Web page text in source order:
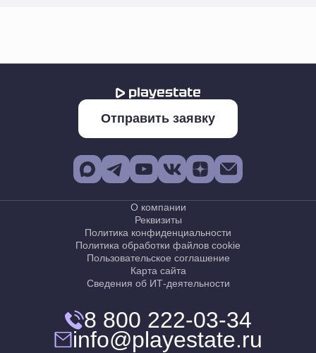
Отправить заявку
О компании
Реквизиты
Политика конфиденциальности
Политика обработки файлов cookie
Пользовательское соглашение
Карта сайта
Сведения об ИТ-деятельности
8 800 222-03-34
info@playestate.ru